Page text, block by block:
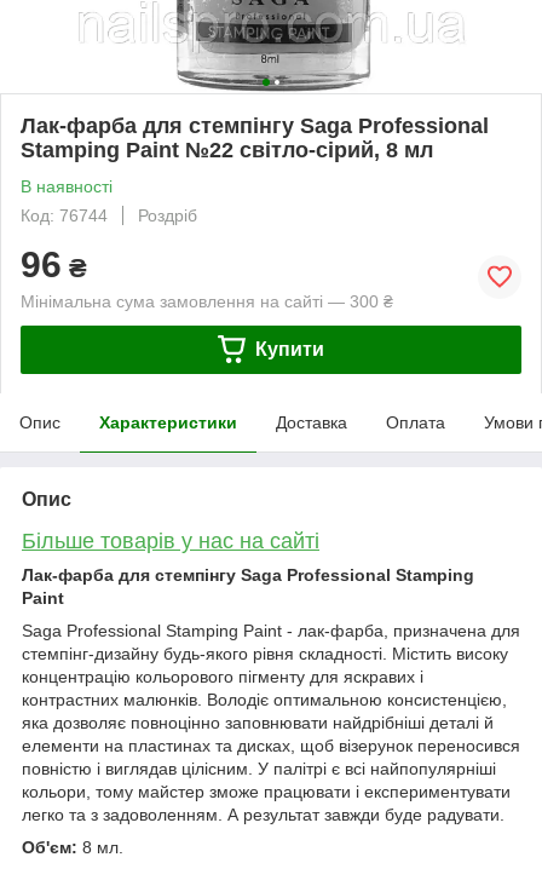
Лак-фарба для стемпінгу Saga Professional
Stamping Paint №22 світло-сірий, 8 мл
В наявності
Код: 76744
Роздріб
96 ₴
Мінімальна сума замовлення на сайті — 300 ₴
Купити
Опис Характеристики Доставка Оплата Умови
Опис
Більше товарів у нас на сайті
Лак-фарба для стемпінгу Saga Professional Stamping
Paint
Saga Professional Stamping Paint - лак-фарба, призначена для
стемпінг-дизайну будь-якого рівня складності. Містить високу
концентрацію кольорового пігменту для яскравих і
контрастних малюнків. Володіє оптимальною консистенцією,
яка дозволяє повноцінно заповнювати найдрібніші деталі й
елементи на пластинах та дисках, щоб візерунок переносився
повністю і виглядав цілісним. У палітрі є всі найпопулярніші
кольори, тому майстер зможе працювати і експериментувати
легко та з задоволенням. А результат завжди буде радувати.
Об'єм: 8 мл.